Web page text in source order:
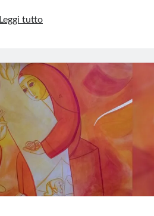
Leggi tuttoGiù
dal
presepe!